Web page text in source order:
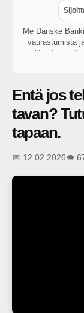
Me Danske
vaurastumista
eivät
käsiinsä ja
Entä jos
tavan?
tapaan.
📅 12.02.2026👁️